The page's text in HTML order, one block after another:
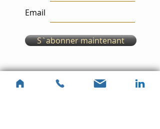
Email
S`abonner maintenant